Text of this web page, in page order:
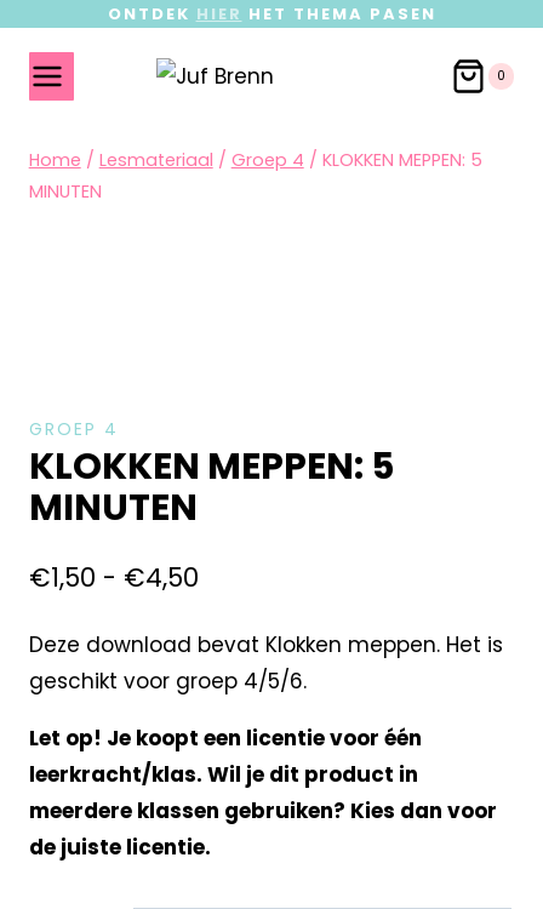
ONTDEK HIER HET THEMA PASEN
0
Home / Lesmateriaal / Groep 4 / KLOKKEN MEPPEN: 5
MINUTEN
GROEP 4
KLOKKEN MEPPEN: 5
MINUTEN
€1,50 - €4,50
Deze download bevat Klokken meppen. Het is
geschikt voor groep 4/5/6.
Let op! Je koopt een licentie voor één
leerkracht/klas. Wil je dit product in
meerdere klassen gebruiken? Kies dan voor
de juiste licentie.